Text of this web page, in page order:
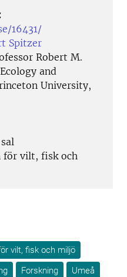
16431/
Spitzer
Robert M.
and
University,
för vilt, fisk och
vilt, fisk och miljö
Forskning Umeå